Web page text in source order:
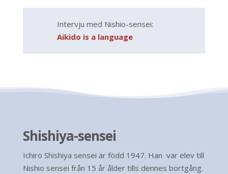
Intervju med Nishio-sensei:
Aikido is a language
Shishiya-sensei
Ichiro Shishiya sensei är född 1947. Han var elev till
Nishio sensei från 15 år ålder tills dennes bortgång.